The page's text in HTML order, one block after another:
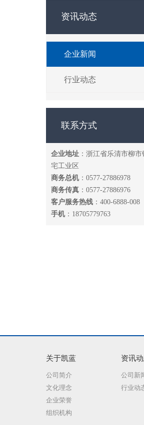
资讯动态
企业新闻
行业动态
联系方式
企业地址 ：浙江省乐清市柳市
宅工业区
商务总机 ：0577-27886978
商务传真 ：0577-27886976
客户服务热线 ：400-6888-008
手机 ：18705779763
关于凯蓝
公司简介
文化理念
企业荣誉
组织机构
资讯
公司新
行业动